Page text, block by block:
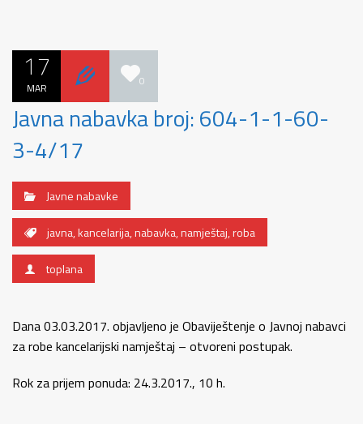
17
MAR 0
Javna nabavka broj: 604-1-1-60-
3-4/17
Javne nabavke
javna,kancelarija,nabavka,namještaj,roba
toplana
Dana 03.03.2017. objavljeno je Obaviještenje o Javnoj nabavci
za robe kancelarijski namještaj – otvoreni postupak.
Rok za prijem ponuda: 24.3.2017., 10 h.